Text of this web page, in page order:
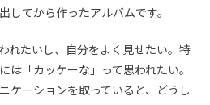
してから作ったアルバムです。
れたいし、自分をよく見せたい。特
は「カッケーな」って思われたい。
ケーションを取っていると、どうし